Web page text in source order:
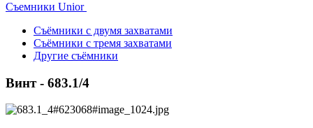
Съемники Unior
Съёмники с двумя захватами
Съёмники с тремя захватами
Другие съёмники
Винт - 683.1/4